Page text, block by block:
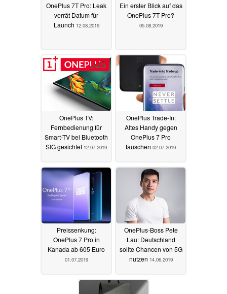
OnePlus 7T Pro: Leak
verrät Datum für
Launch 12.08.2019
Ein erster Blick auf das
OnePlus 7T Pro?
05.08.2019
OnePlus TV:
Fernbedienung für
Smart-TV bei Bluetooth
SIG gesichtet 12.07.2019
OnePlus Trade-In:
Altes Handy gegen
OnePlus 7 Pro
tauschen 02.07.2019
Preissenkung:
OnePlus 7 Pro in
Kanada ab 605 Euro
01.07.2019
OnePlus-Boss Pete
Lau: Deutschland
sollte Chancen von 5G
nutzen 14.06.2019